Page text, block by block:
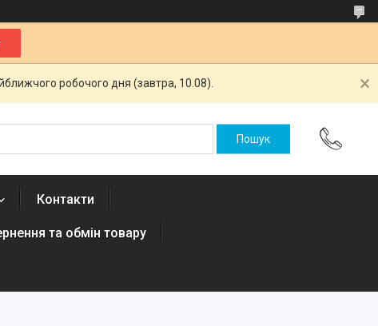
робочого дня (завтра, 10.08).
Контакти
та обмін товару